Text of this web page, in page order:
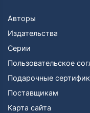
Авторы
Издательства
Серии
Пользовательское
Подарочные
Поставщикам
Карта сайта